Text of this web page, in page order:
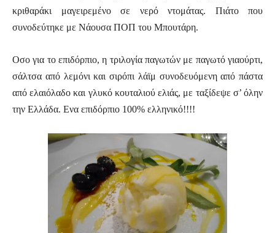
κριθαράκι μαγειρεμένο σε νερό ντομάτας. Πιάτο που
συνοδεύτηκε με Νάουσα ΠΟΠ του Μπουτάρη.
Οσο για το επιδόρπιο, η τριλογία παγωτών με παγωτό γιαούρτι,
σάλτσα από λεμόνι και σιρόπι λάϊμ συνοδευόμενη από πάστα
από ελαιόλαδο και γλυκό κουταλιού ελιάς, με ταξίδεψε σ’ όλην
την Ελλάδα. Ενα επιδόρπιο 100% ελληνικό!!!!